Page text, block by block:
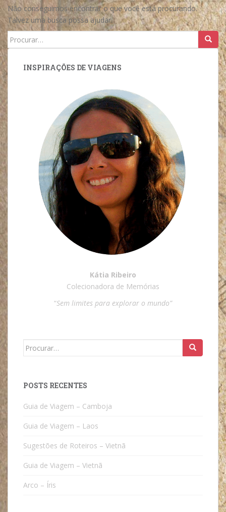
Não conseguimos encontrar o que você está procurando.
Talvez uma busca possa ajudar.
Search
for:
INSPIRAÇÕES DE VIAGENS
Kátia Ribeiro
Colecionadora de Memórias
“Sem limites para explorar o mundo”
Search
POSTS RECENTES
Guia de Viagem – Camboja
Guia de Viagem – Laos
Sugestões de Roteiros – Vietnã
Guia de Viagem – Vietnã
Arco – Íris